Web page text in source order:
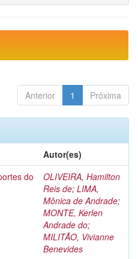
Anterior 1 Próxima
Autor(es)
do
OLIVEIRA, Hamilton
Reis de; LIMA,
Mônica de Andrade;
MONTE, Kerlen
Andrade do;
MILITÃO, Vivianne
Benevides